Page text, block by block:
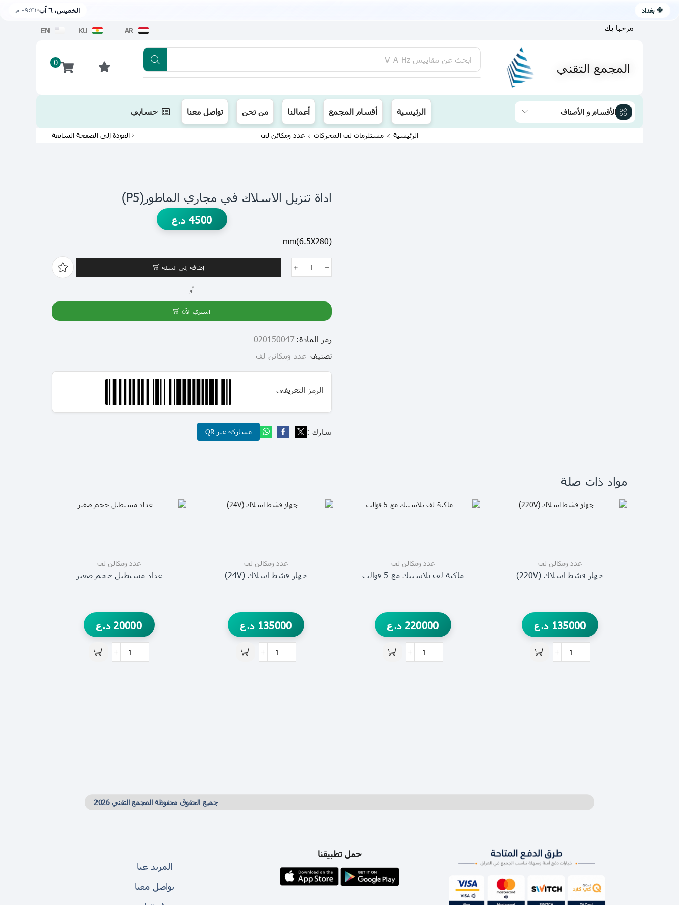
🌞 بغداد الخميس، ٦ آب ٠٩:٣١ م
AR
KU
EN مرحبا بك
المجمع التقني 0 ابحث عن مقاييس V-A-Hz
يتوفر لدينا توصيل الى جميع محافظات العراق تطبيقنا متوفر الآن على متجر أبل اضغط
الأقسام و الأصناف الرئيسية أقسام المجمع أعمالنا من نحن تواصل معنا حسابي
الرئيسية مستلزمات لف المحركات عدد ومكائن لف العودة إلى الصفحة السابقة
اداة تنزيل الاسلاك في مجاري الماطور(P5)
4500 د.ع
(6.5X280)mm
إضافة إلى السلة
أو
اشتري الآن
رمز المادة: 020150047
تصنيف عدد ومكائن لف
الرمز التعريفي
شارك : مشاركة عبر QR
مواد ذات صلة
عدد ومكائن لف
جهاز قشط اسلاك (220V)
135000 د.ع
عدد ومكائن لف
ماكنة لف بلاستيك مع 5 قوالب
220000 د.ع
عدد ومكائن لف
جهاز قشط اسلاك (24V)
135000 د.ع
عدد ومكائن لف
عداد مستطيل حجم صغير
20000 د.ع
جميع الحقوق محفوظة المجمع التقني 2026
حمل تطبيقنا
المزيد عنا
تواصل معنا